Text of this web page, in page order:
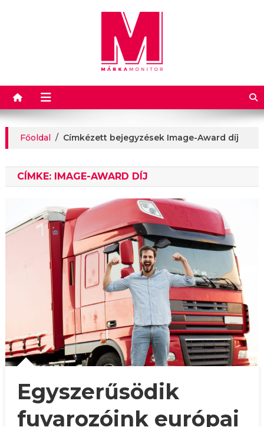
Márkamonitor
Főoldal / Címkézett bejegyzések Image-Award díj
CÍMKE: IMAGE-AWARD DÍJ
Egyszerűsödik
fuvarozóink európai